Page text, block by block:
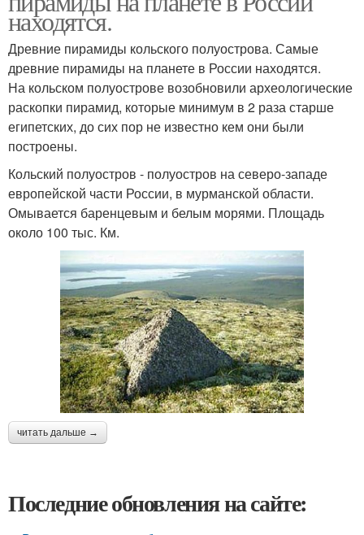
находятся.
Древние пирамиды кольского полуострова. Самые
древние пирамиды на планете в России находятся.
На кольском полуострове возобновили археологические
раскопки пирамид, которые минимум в 2 раза старше
египетских, до сих пор не известно кем они были
построены.
Кольский полуостров - полуостров на северо-западе
европейской части России, в мурманской области.
Омывается баренцевым и белым морями. Площадь
около 100 тыс. Км.
читать дальше →
Последние обновления на сайте: